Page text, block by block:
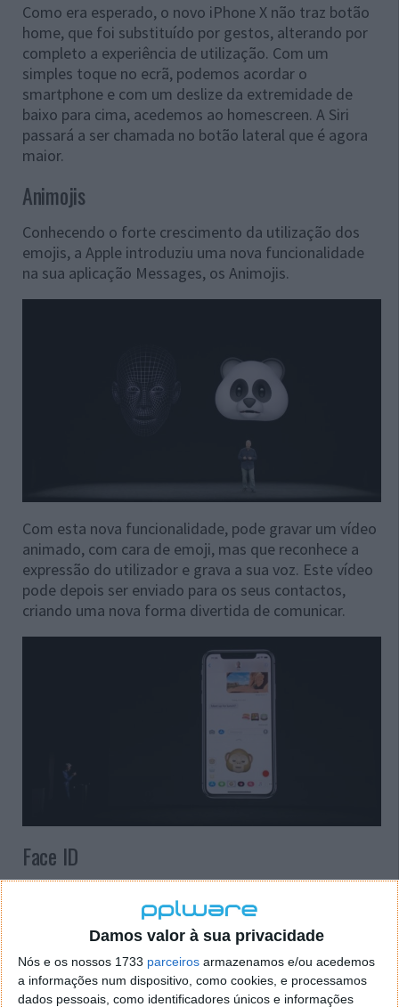
Damos valor à sua privacidade
Nós e os nossos 1733 parceiros armazenamos e/ou acedemos
a informações num dispositivo, como cookies, e processamos
dados pessoais, como identificadores únicos e informações
Como era esperado, o novo iPhone X não traz botão
home, que foi substituído por gestos, alterando por
completo a experiência de utilização. Com um
simples toque no ecrã, podemos acordar o
smartphone e com um deslize da extremidade de
baixo para cima, acedemos ao homescreen. A Siri
passará a ser chamada no botão lateral que é agora
maior.
Animojis
Conhecendo o forte crescimento da utilização dos
emojis, a Apple introduziu uma nova funcionalidade
na sua aplicação Messages, os Animojis.
Com esta nova funcionalidade, pode gravar um vídeo
animado, com cara de emoji, mas que reconhece a
expressão do utilizador e grava a sua voz. Este vídeo
pode depois ser enviado para os seus contactos,
criando uma nova forma divertida de comunicar.
Face ID
Face ID que permite desbloquear o smartphone com
a face. Através do uso de uma câmara True Depth
composta por um grande número de sensores no
painel frontal que permite desbloquear o smartphone
com máxima eficácia, mesmo durante a noite.